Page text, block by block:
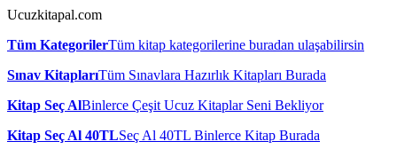
Ucuzkitapal.com
Tüm KategorilerTüm kitap kategorilerine buradan ulaşabilirsin
Sınav KitaplarıTüm Sınavlara Hazırlık Kitapları Burada
Kitap Seç AlBinlerce Çeşit Ucuz Kitaplar Seni Bekliyor
Kitap Seç Al 40TLSeç Al 40TL Binlerce Kitap Burada